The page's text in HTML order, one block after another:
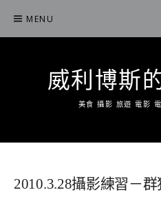
content
MENU
威利博斯
美食 攝影 旅遊 電影
2010.3.28攝影練習－